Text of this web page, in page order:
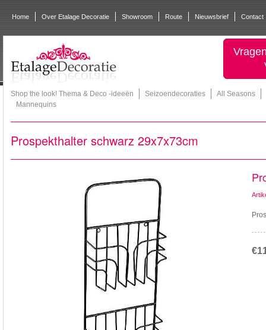
Home Over Etalage Decoratie Showroom Route Nieuwsbrief Contact
Shop the look! Thema & Deco -ideeën Seizoendecoraties
All Seasons
Mannequins
Prospekthalter schwarz 29x7x73cm